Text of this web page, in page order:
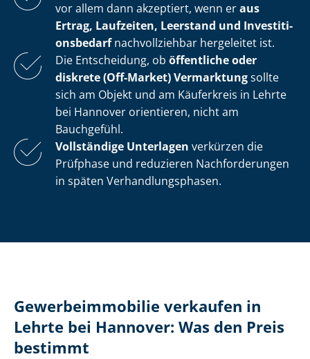
vor allem dann akzeptiert, wenn eraus
Ertrag, Laufzeiten, Leerstand und In­ves­ti­ti­
ons­be­darfnachvollziehbar hergeleitet ist.
Die Entscheidung, ob öffentliche oder
diskrete (Off-Market) Vermarktungsollte
sich am Objekt und am Käuferkreis in Lehrte
bei Hannover orientieren, nicht am
Bauchgefühl.
Vollständige Unterlagen verkürzen die
Prüfphase und reduzieren Nachforderungen
in späten Ver­hand­lungs­pha­sen.
Ge­wer­be­im­mo­bi­lie verkaufen in
Lehrte bei Hannover: Was den Preis
bestimmt